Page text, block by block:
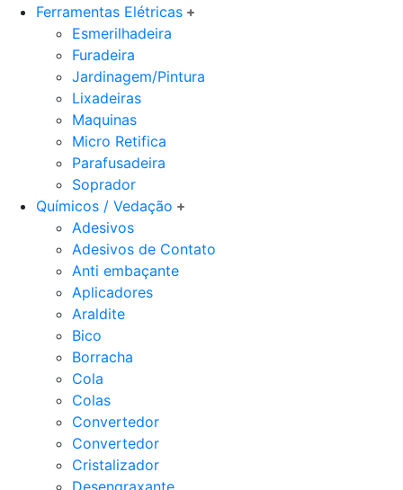
Ferramentas Elétricas
Esmerilhadeira
Furadeira
Jardinagem/Pintura
Lixadeiras
Maquinas
Micro Retifica
Parafusadeira
Soprador
Químicos / Vedação
Adesivos
Adesivos de Contato
Anti embaçante
Aplicadores
Araldite
Bico
Borracha
Cola
Colas
Convertedor
Convertedor
Cristalizador